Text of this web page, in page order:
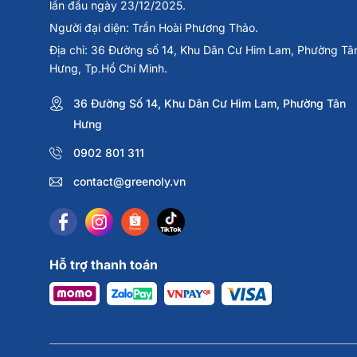
lần đầu ngày 23/12/2025.
Người đại diện: Trần Hoài Phương Thảo.
Địa chỉ: 36 Đường số 14, Khu Dân Cư Him Lam, Phường
Hưng, Tp.Hồ Chí Minh.
36 Đường Số 14, Khu Dân Cư Him Lam, Phường Tân
Hưng
0902 801 311
contact@greenoly.vn
Hỗ trợ thanh toán